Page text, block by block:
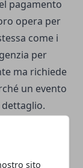
sito
pagamento
opera per
come i
per
ma richiede
un evento